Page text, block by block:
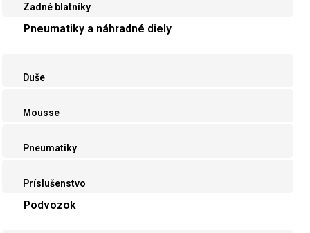
Zadné blatníky
Pneumatiky a náhradné diely
Duše
Mousse
Pneumatiky
Príslušenstvo
Podvozok